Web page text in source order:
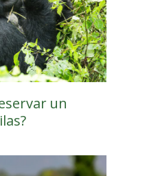
un